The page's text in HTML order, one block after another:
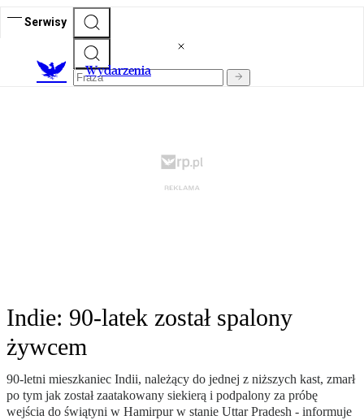
Serwisy
Wydarzenia
Indie: 90-latek został spalony
żywcem
90-letni mieszkaniec Indii, należący do jednej z niższych kast, zmarł
po tym jak został zaatakowany siekierą i podpalony za próbę
wejścia do świątyni w Hamirpur w stanie Uttar Pradesh - informuje